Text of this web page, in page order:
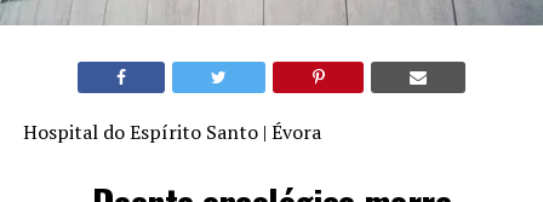
Hospital do Espírito Santo | Évora